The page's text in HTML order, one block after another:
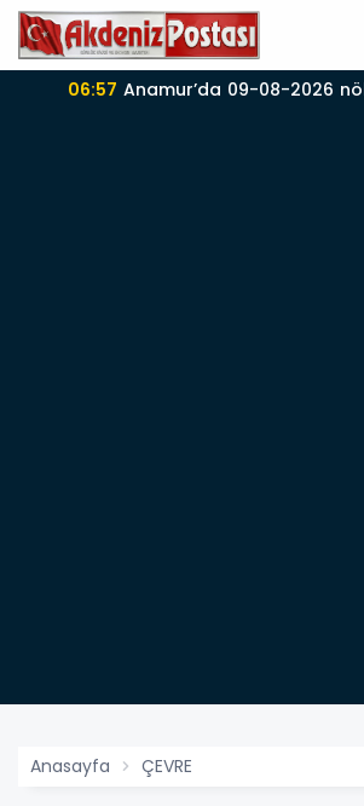
06:57 Anamur’da 09-08-2026
Anasayfa ÇEVRE